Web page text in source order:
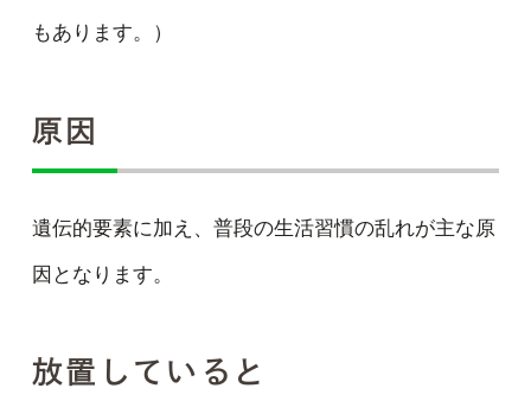
もあります。）
原因
遺伝的要素に加え、普段の生活習慣の乱れが主な原
因となります。
放置していると